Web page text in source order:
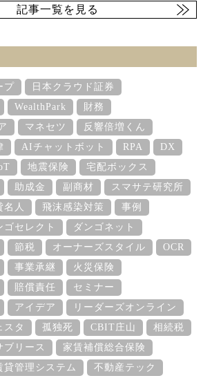
記事一覧を見る
プ
日本クラウド証券
WealthPark
財務
マネセツ
反響倍増くん
AIチャットボット RPA
DX
地震保険
宅配ボックス
助成金 副商材
スマサテ研究所
名人 飛沫感染対策
事例
ゴセレクト
ダンゴネット
節税 オーナーズスタイル
OCR
事業承継
火災保険
賠償責任
セミナー
アイデア
リーダーズオンライン
スタ 孤独死 CBIT庄山
相続税
ブリース
家賃補償総合保険
貸管理システム
不動産テック